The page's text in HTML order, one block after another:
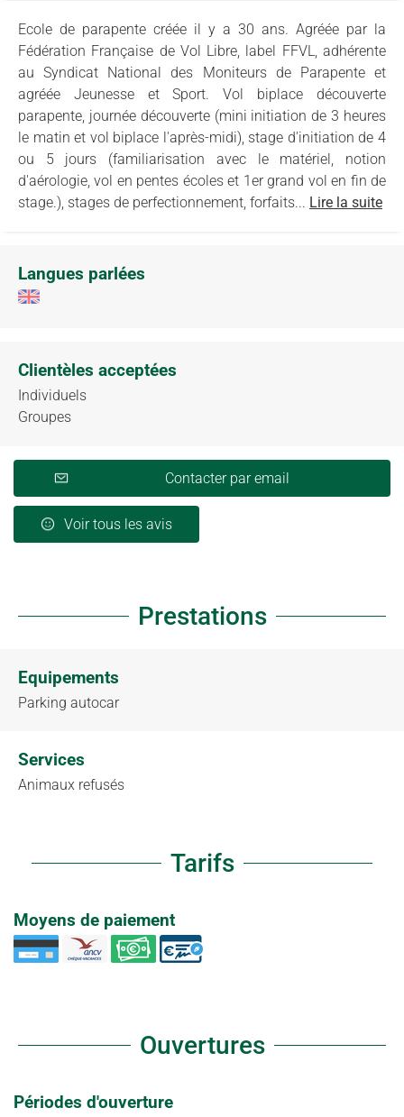
Ecole de parapente créée il y a 30 ans. Agréée par la
Fédération Française de Vol Libre, label FFVL, adhérente
au Syndicat National des Moniteurs de Parapente et
agréée Jeunesse et Sport. Vol biplace découverte
parapente, journée découverte (mini initiation de 3 heures
le matin et vol biplace l'après-midi), stage d'initiation de 4
ou 5 jours (familiarisation avec le matériel, notion
d'aérologie, vol en pentes écoles et 1er grand vol en fin de
stage.), stages de perfectionnement, forfaits... Lire la suite
Langues parlées
Clientèles acceptées
Individuels
Groupes
Contacter par email
Voir tous les avis
Prestations
Equipements
Parking autocar
Services
Animaux refusés
Tarifs
Moyens de paiement
Ouvertures
Périodes d'ouverture